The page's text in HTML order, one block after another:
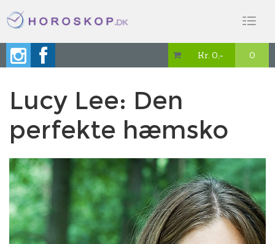
 Kr. 0,- 0
Lucy Lee: Den
perfekte hæmsko